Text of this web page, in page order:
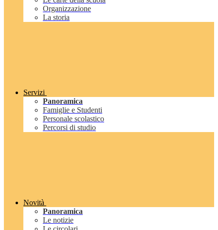
Organizzazione
La storia
Servizi
Panoramica
Famiglie e Studenti
Personale scolastico
Percorsi di studio
Novità
Panoramica
Le notizie